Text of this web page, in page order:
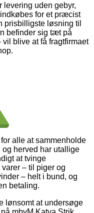
levering uden gebyr,
for et præcist
prisbilligste løsning til
befinder sig tæt på
blive at få fragtfirmaet
alle at sammenholde
og herved har utallige
at tvinge
– til piger og
– helt i bund, og
betaling.
lønsomt at undersøge